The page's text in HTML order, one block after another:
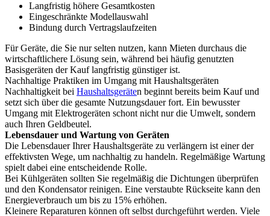
Langfristig höhere Gesamtkosten
Eingeschränkte Modellauswahl
Bindung durch Vertragslaufzeiten
Für Geräte, die Sie nur selten nutzen, kann Mieten durchaus die
wirtschaftlichere Lösung sein, während bei häufig genutzten
Basisgeräten der Kauf langfristig günstiger ist.
Nachhaltige Praktiken im Umgang mit Haushaltsgeräten
Nachhaltigkeit bei Haushaltsgeräten beginnt bereits beim Kauf und
setzt sich über die gesamte Nutzungsdauer fort. Ein bewusster
Umgang mit Elektrogeräten schont nicht nur die Umwelt, sondern
auch Ihren Geldbeutel.
Lebensdauer und Wartung von Geräten
Die Lebensdauer Ihrer Haushaltsgeräte zu verlängern ist einer der
effektivsten Wege, um nachhaltig zu handeln. Regelmäßige Wartung
spielt dabei eine entscheidende Rolle.
Bei Kühlgeräten sollten Sie regelmäßig die Dichtungen überprüfen
und den Kondensator reinigen. Eine verstaubte Rückseite kann den
Energieverbrauch um bis zu 15% erhöhen.
Kleinere Reparaturen können oft selbst durchgeführt werden. Viele